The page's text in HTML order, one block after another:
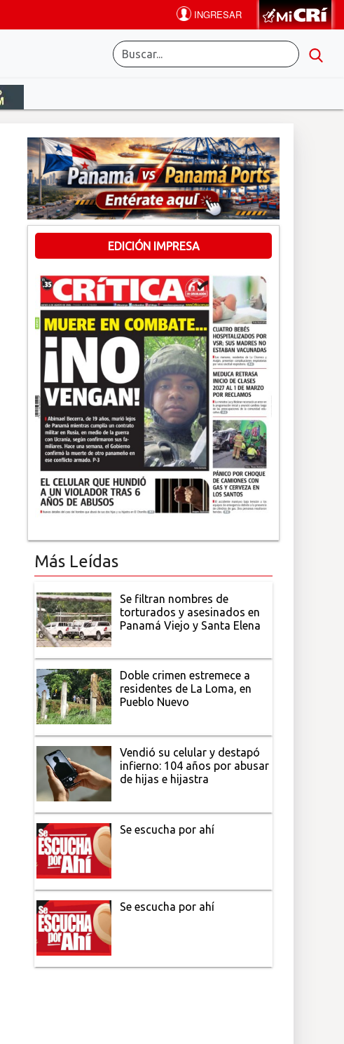
EDICIÓN IMPRESA
Más Leídas
Se filtran nombres de
torturados y asesinados en
Panamá Viejo y Santa Elena
Doble crimen estremece a
residentes de La Loma, en
Pueblo Nuevo
Vendió su celular y destapó
infierno: 104 años por abusar
de hijas e hijastra
Se escucha por ahí
Se escucha por ahí